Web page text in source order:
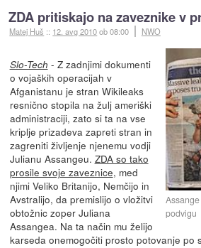
ZDA pritiskajo na zaveznike v
Matej Huš :: 12. avg 2010ob 08:00 NWO
podvigu
Slo-Tech - Z zadnjimi dokumenti
o vojaških operacijah v
Afganistanu je stran Wikileaks
resnično stopila na žulj ameriški
administraciji, zato si ta na vse
kriplje prizadeva zapreti stran in
zagreniti življenje njenemu vodji
Julianu Assangeu. ZDA so tako
prosile svoje zaveznice, med
njimi Veliko Britanijo, Nemčijo in
Avstralijo, da premislijo o vložitvi
obtožnic zoper Juliana
Assangea. Na ta način mu želijo
karseda onemogočiti prosto potovanje po